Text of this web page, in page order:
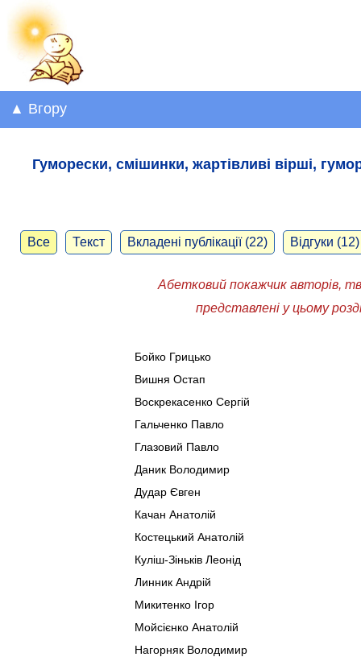
▲ Вгору
Гуморески, смішинки, жартівливі вірші,
Все Текст Вкладені публікації (22) Відгуки (12)
Абетковий покажчик авторів,
представлені у цьому
Бойко Грицько
Вишня Остап
Воскрекасенко Сергій
Гальченко Павло
Глазовий Павло
Даник Володимир
Дудар Євген
Качан Анатолій
Костецький Анатолій
Куліш-Зіньків Леонід
Линник Андрій
Микитенко Ігор
Мойсієнко Анатолій
Нагорняк Володимир